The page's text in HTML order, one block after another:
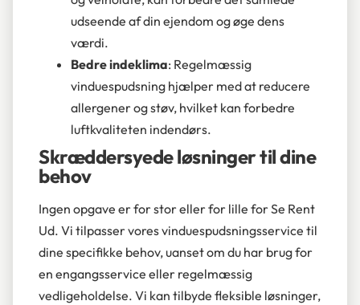
udseende af din ejendom og øge dens
værdi.
Bedre indeklima: Regelmæssig
vinduespudsning hjælper med at reducere
allergener og støv, hvilket kan forbedre
luftkvaliteten indendørs.
Skræddersyede løsninger til dine
behov
Ingen opgave er for stor eller for lille for Se Rent
Ud. Vi tilpasser vores vinduespudsningsservice til
dine specifikke behov, uanset om du har brug for
en engangsservice eller regelmæssig
vedligeholdelse. Vi kan tilbyde fleksible løsninger,